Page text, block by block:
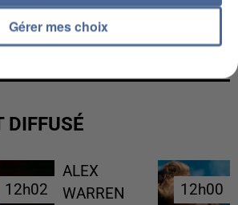
RAPHAËL GLUCKSMANN
DIFFUSÉ
12h02
12h02
ALEX
WARREN
12h00
12h00
Gérer mes choix